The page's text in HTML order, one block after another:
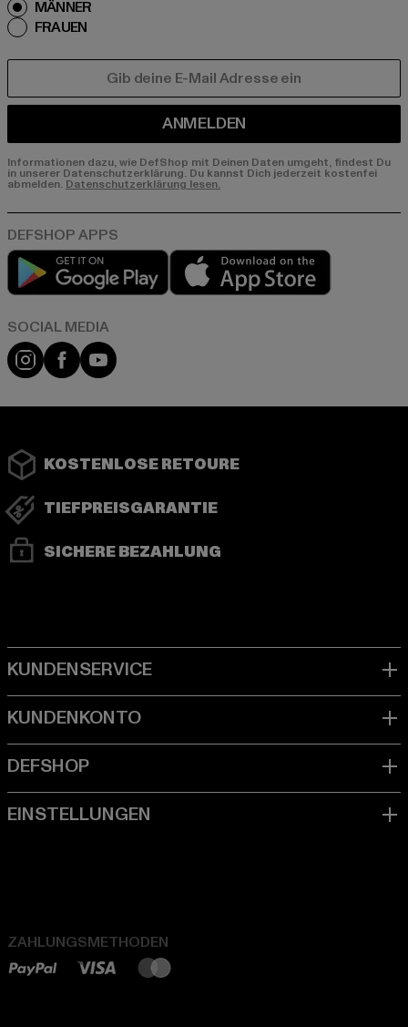
MÄNNER
FRAUEN
ANMELDEN
Informationen dazu, wie DefShop mit Deinen Daten umgeht, findest Du
in unserer Datenschutzerklärung. Du kannst Dich jederzeit kostenfei
abmelden. Datenschutzerklärung lesen.
Play market
Instagram
FacebookYouTube
KOSTENLOSE RETOURE
TIEFPREISGARANTIE
SICHERE BEZAHLUNG
ZAHLUNGSMETHODEN